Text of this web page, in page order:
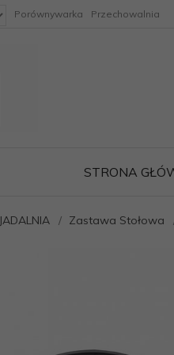
Porównywarka Przechowalnia
STRONA
JADALNIA Zastawa Stołowa